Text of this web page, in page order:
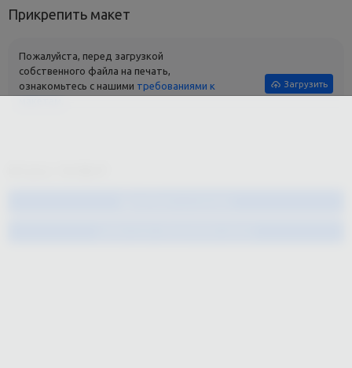
Прикрепить макет
Пожалуйста, перед загрузкой
собственного файла на печать,
ознакомьтесь с нашими требованиями к
Загрузить